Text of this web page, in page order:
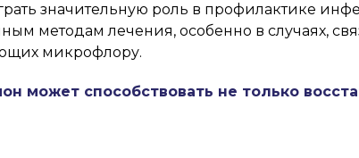
значительную роль в профилактике
методам лечения, особенно в случаях,
микрофлору.
может способствовать не только